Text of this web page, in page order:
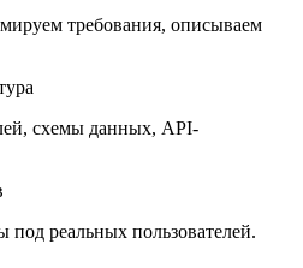
требования, описываем
схемы данных, API-
реальных пользователей.